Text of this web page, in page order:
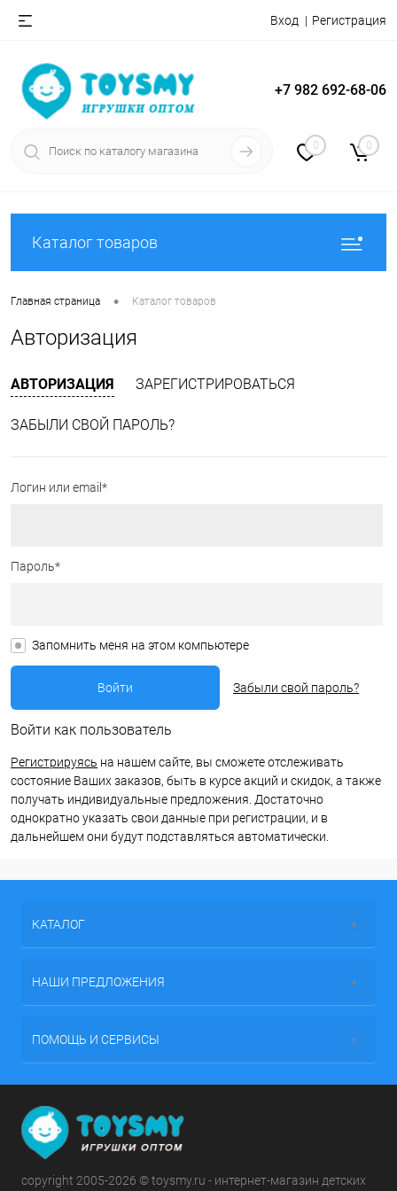
Вход Регистрация
+7 982 692-68-06
0 0
Каталог товаров
Главная страница • Каталог товаров
Авторизация
АВТОРИЗАЦИЯ ЗАРЕГИСТРИРОВАТЬСЯ
ЗАБЫЛИ СВОЙ ПАРОЛЬ?
Логин или email*
Пароль*
Запомнить меня на этом компьютере
Забыли свой пароль?
Войти как пользователь
Регистрируясь на нашем сайте, вы сможете отслеживать
состояние Ваших заказов, быть в курсе акций и скидок, а также
получать индивидуальные предложения. Достаточно
однократно указать свои данные при регистрации, и в
дальнейшем они будут подставляться автоматически.
КАТАЛОГ
НАШИ ПРЕДЛОЖЕНИЯ
ПОМОЩЬ И СЕРВИСЫ
copyright 2005-2026 © toysmy.ru - интернет-магазин детских